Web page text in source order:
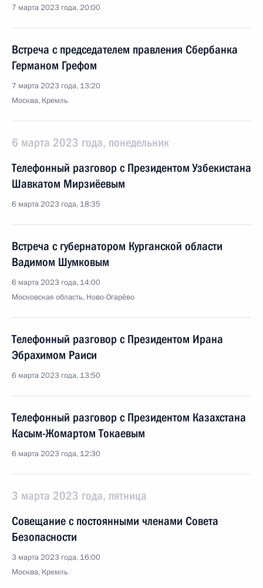
7 марта 2023 года, 20:00
Встреча с председателем правления Сбербанка
Германом Грефом
7 марта 2023 года, 13:20
Москва, Кремль
6 марта 2023 года, понедельник
Телефонный разговор с Президентом Узбекистана
Шавкатом Мирзиёевым
6 марта 2023 года, 18:35
Встреча с губернатором Курганской области
Вадимом Шумковым
6 марта 2023 года, 14:00
Московская область, Ново-Огарёво
Телефонный разговор с Президентом Ирана
Эбрахимом Раиси
6 марта 2023 года, 13:50
Телефонный разговор с Президентом Казахстана
Касым-Жомартом Токаевым
6 марта 2023 года, 12:30
3 марта 2023 года, пятница
Совещание с постоянными членами Совета
Безопасности
3 марта 2023 года, 16:00
Москва, Кремль